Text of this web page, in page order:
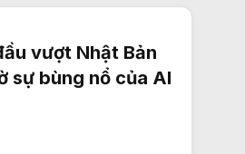
vượt Nhật Bản
sự bùng nổ của AI